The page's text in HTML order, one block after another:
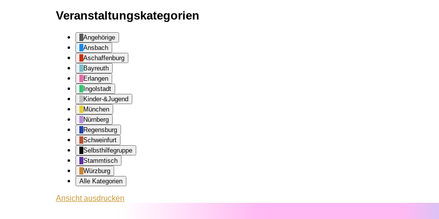
Veranstaltungskategorien
Angehörige
Ansbach
Aschaffenburg
Bayreuth
Erlangen
Ingolstadt
Kinder-&Jugend
München
Nürnberg
Regensburg
Schweinfurt
Selbsthilfegruppe
Stammtisch
Würzburg
Alle Kategorien
Ansichtausdrucken